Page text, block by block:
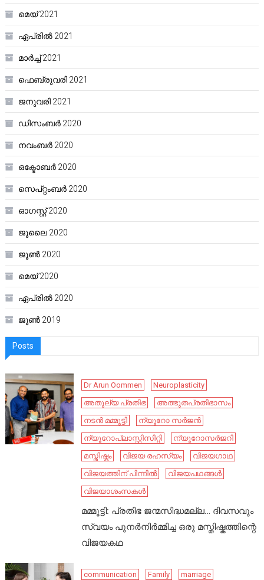
മെയ്‌ 2021
ഏപ്രിൽ 2021
മാർച്ച്‌ 2021
ഫെബ്രുവരി 2021
ജനുവരി 2021
ഡിസംബർ 2020
നവംബർ 2020
ഒക്ടോബർ 2020
സെപ്റ്റംബർ 2020
ഓഗസ്റ്റ്‌ 2020
ജൂലൈ 2020
ജൂൺ 2020
മെയ്‌ 2020
ഏപ്രിൽ 2020
ജൂൺ 2019
Posts
Dr Arun Oommen
Neuroplasticity
അതുല്യ പ്രതിഭ
അത്ഭുതപ്രതിഭാസം
നടൻ മമ്മൂട്ടി
ന്യൂറോ സർജൻ
ന്യൂറോപ്ലാസ്റ്റിസിറ്റി
ന്യൂറോസർജറി
മസ്തിഷ്കം
വിജയ രഹസ്യം
വിജയഗാഥ
വിജയത്തിന് പിന്നിൽ
വിജയപഥങ്ങൾ
വിജയാശംസകൾ
മമ്മൂട്ടി: പ്രതിഭ ജന്മസിദ്ധമല്ല… ദിവസവും
സ്വയം പുനർനിർമ്മിച്ച ഒരു മസ്തിഷ്കത്തിന്റെ
വിജയകഥ
communication Family
marriage